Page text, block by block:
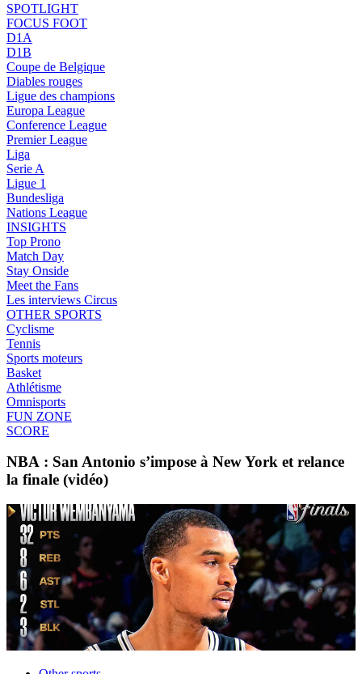
SPOTLIGHT
FOCUS FOOT
D1A
D1B
Coupe de Belgique
Diables rouges
Ligue des champions
Europa League
Conference League
Premier League
Liga
Serie A
Ligue 1
Bundesliga
Nations League
INSIGHTS
Top Prono
Match Day
Stay Onside
Meet the Fans
Les interviews Circus
OTHER SPORTS
Cyclisme
Tennis
Sports moteurs
Basket
Athlétisme
Omnisports
FUN ZONE
SCORE
NBA : San Antonio s’impose à New York et relance
la finale (vidéo)